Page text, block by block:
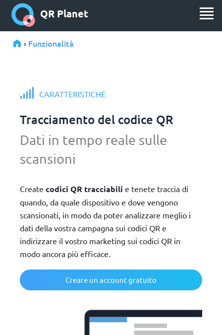
QR Planet
› Funzionalità
CARATTERISTICHE
Tracciamento del codice QR
Dati in tempo reale sulle
scansioni
Create codici QR tracciabili e tenete traccia di
quando, da quale dispositivo e dove vengono
scansionati, in modo da poter analizzare meglio i
dati della vostra campagna sui codici QR e
indirizzare il vostro marketing sui codici QR in
modo ancora più efficace.
Creare un account gratuito